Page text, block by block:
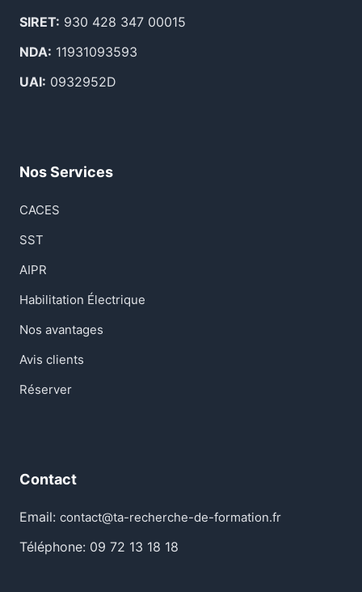
SIRET: 930 428 347 00015
NDA: 11931093593
UAI: 0932952D
Nos Services
CACES
SST
AIPR
Habilitation Électrique
Nos avantages
Avis clients
Réserver
Contact
Email: contact@ta-recherche-de-formation.fr
Téléphone: 09 72 13 18 18